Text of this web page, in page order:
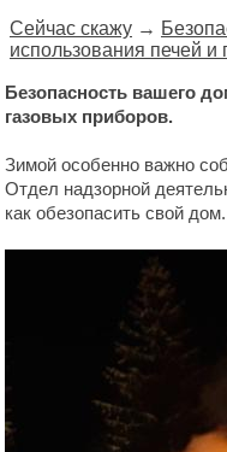
Сейчас скажу →
использования печей и
Безопасность вашего
газовых приборов.
Зимой особенно важно
Отдел надзорной
как обезопасить свой дом.